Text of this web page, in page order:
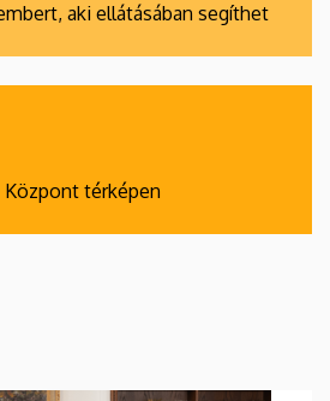
aki ellátásában segíthet
Központ térképen